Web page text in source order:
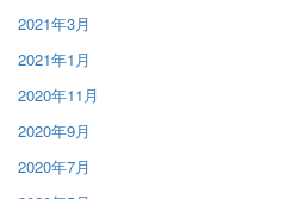
2021年3月
2021年1月
2020年11月
2020年9月
2020年7月